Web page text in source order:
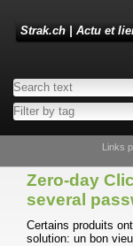
Strak.ch | Actu et
Links
Zero-day
several
Certains produits
solution: un bon